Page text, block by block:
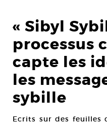
« Sibyl
processus
capte les
les
sybille
Ecrits sur des feuilles